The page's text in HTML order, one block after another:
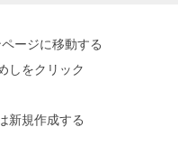
ージに移動する
しをクリック
新規作成する